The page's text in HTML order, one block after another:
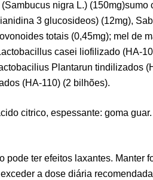
nigra L.) (150mg)sumo
3 glucosideos) (12mg),
totais (0,45mg); mel de
casei liofilizado (HA-
Plantarun tindilizados
(HA-110) (2 bilhões).
citrico, espessante: goma
pode ter efeitos laxantes. Manter
a dose diária